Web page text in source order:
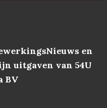
en
uitgaven van 54U
BV